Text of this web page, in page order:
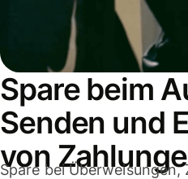
Spare beim
Senden und
von
Spare bei Überweisungen,